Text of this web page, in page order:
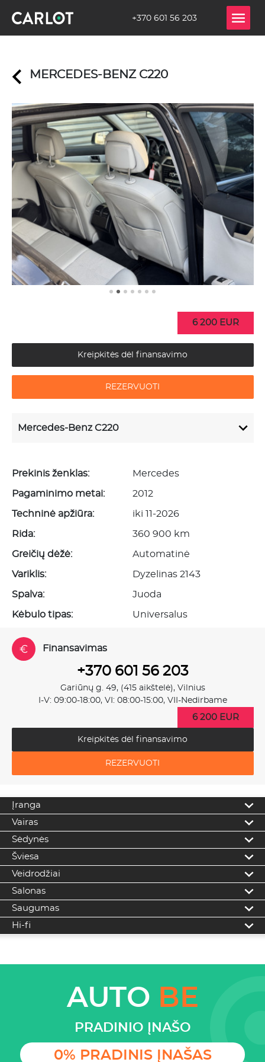
+370 601 56 203
MERCEDES-BENZ C220
6 200 EUR
Kreipkitės dėl finansavimo
REZERVUOTI
Mercedes-Benz C220
Prekinis ženklas: Mercedes
Pagaminimo metai: 2012
Techninė apžiūra: iki 11-2026
Rida: 360 900 km
Greičių dėžė: Automatinė
Variklis: Dyzelinas 2143
Spalva: Juoda
Kėbulo tipas: Universalus
Finansavimas
+370 601 56 203
Gariūnų g. 49, (415 aikštelė), Vilnius
I-V: 09:00-18:00, VI: 08:00-15:00, VII-Nedirbame
6 200 EUR
Kreipkitės dėl finansavimo
REZERVUOTI
Įranga
Vairas
Sėdynės
Šviesa
Veidrodžiai
Salonas
Saugumas
Hi-fi
AUTO BE
PRADINIO ĮNAŠO
0% PRADINIS ĮNAŠAS